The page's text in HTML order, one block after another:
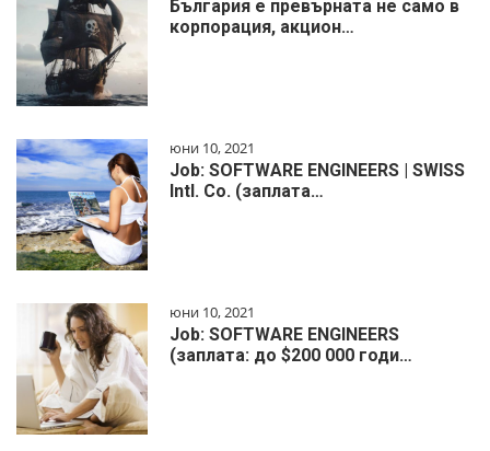
България е превърната не само в
корпорация, акцион…
юни 10, 2021
Job: SOFTWARE ENGINEERS | SWISS
Intl. Co. (заплата…
юни 10, 2021
Job: SOFTWARE ENGINEERS
(заплата: до $200 000 годи…